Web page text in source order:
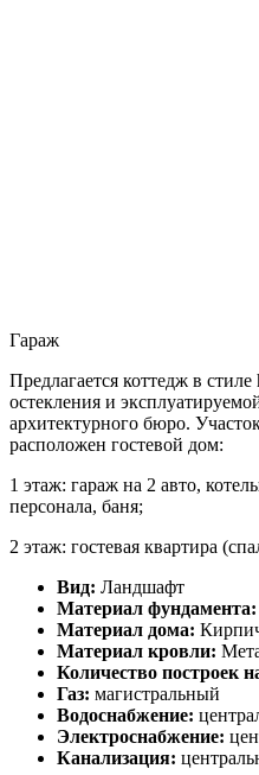
Гараж
Предлагается коттедж в
остекления и
архитектурного бюро.
расположен гостевой дом:
1 этаж: гараж на 2 авто,
персонала, баня;
2 этаж: гостевая квартира
Вид: Ландшафт
Материал фундамента:
Материал дома:
Материал кровли:
Количество построек
Газ: магистральный
Водоснабжение:
Электроснабжение:
Канализация: